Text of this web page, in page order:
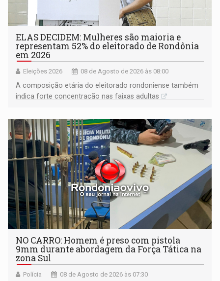
ELAS DECIDEM: Mulheres são maioria e
representam 52% do eleitorado de Rondônia
em 2026
Eleições 2026 08 de Agosto de 2026 às 08:00
A composição etária do eleitorado rondoniense também
indica forte concentração nas faixas adultas
NO CARRO: Homem é preso com pistola
9mm durante abordagem da Força Tática na
zona Sul
Polícia 08 de Agosto de 2026 às 07:30